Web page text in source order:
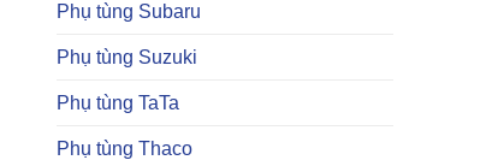
Phụ tùng Subaru
Phụ tùng Suzuki
Phụ tùng TaTa
Phụ tùng Thaco